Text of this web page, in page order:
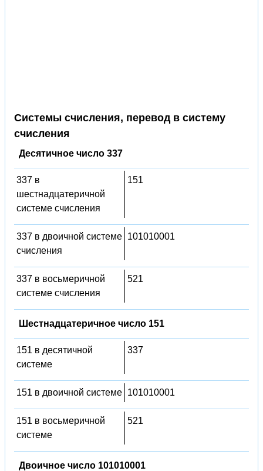
Системы счисления, перевод в систему
счисления
Десятичное число 337
337 в
шестнадцатеричной
системе счисления
151
337 в двоичной системе
счисления
101010001
337 в восьмеричной
системе счисления
521
Шестнадцатеричное число 151
151 в десятичной
системе
337
151 в двоичной системе 101010001
151 в восьмеричной
системе
521
Двоичное число 101010001